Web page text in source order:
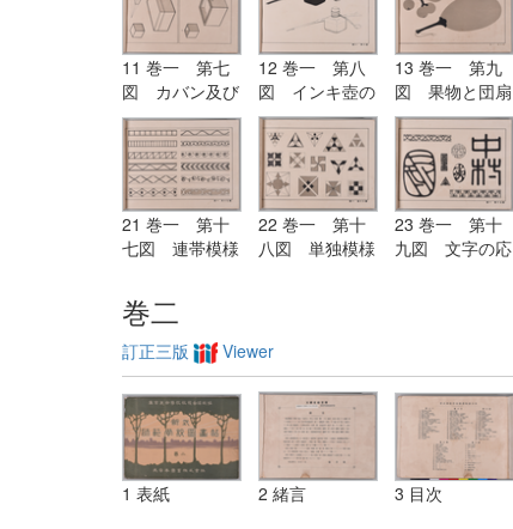
11 巻一 第七
図 カバン及び
火鉢（陽線陰線
の区別）
12 巻一 第八
図 インキ壺の
平塗画と鉛筆画
13 巻一 第九
図 果物と団扇
との平塗画（二
色の練習）
21 巻一 第十
七図 連帯模様
22 巻一 第十
八図 単独模様
23 巻一 第十
九図 文字の応
巻二
訂正三版 Viewer
1 表紙 2 緒言 3 目次